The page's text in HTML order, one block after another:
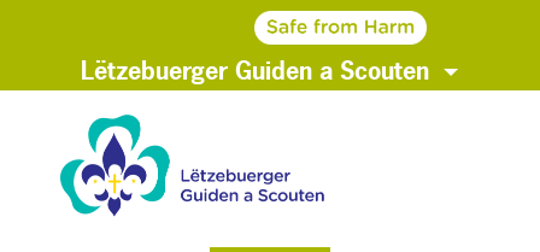
Lëtzebuerger Guiden a Scouten